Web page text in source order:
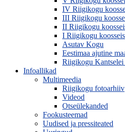
IV Riigikogu
III Riigikogu
II Riigikogu
I Riigikogu koosseis
Asutav Kogu
Eestimaa ajutine
Riigikogu Kantselei
Infoallikad
Multimeedia
Riigikogu fotoarhiiv
Videod
Otseülekanded
Fookusteemad
Uudised ja pressiteated